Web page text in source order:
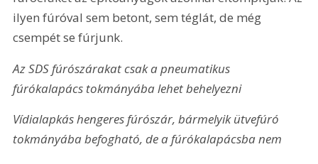
ilyen fúróval sem betont, sem téglát, de még
csempét se fúrjunk.
Az SDS fúrószárakat csak a pneumatikus
fúrókalapács tokmányába lehet behelyezni
Vídialapkás hengeres fúrószár, bármelyik ütvefúró
tokmányába befogható, de a fúrókalapácsba nem